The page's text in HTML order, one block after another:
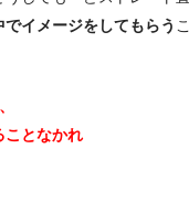
イメージをしてもらう
ことなかれ